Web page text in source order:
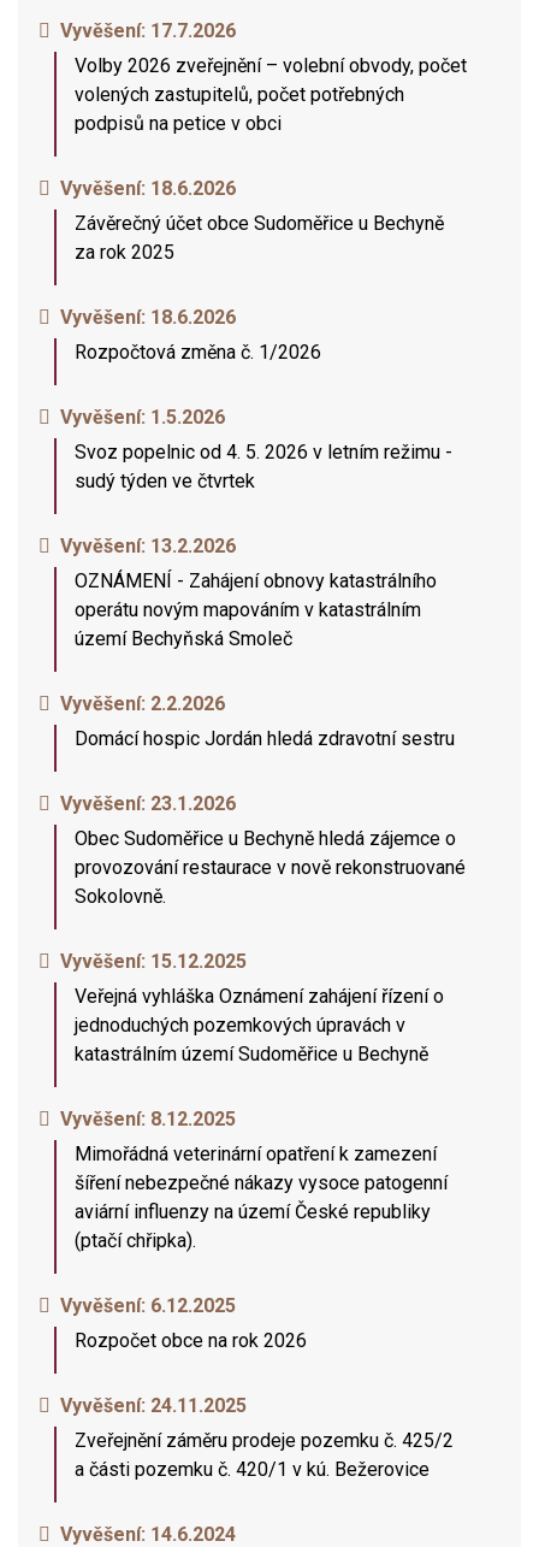
Vyvěšení: 17.7.2026
Volby 2026 zveřejnění – volební obvody, počet
volených zastupitelů, počet potřebných
podpisů na petice v obci
Vyvěšení: 18.6.2026
Závěrečný účet obce Sudoměřice u Bechyně
za rok 2025
Vyvěšení: 18.6.2026
Rozpočtová změna č. 1/2026
Vyvěšení: 1.5.2026
Svoz popelnic od 4. 5. 2026 v letním režimu -
sudý týden ve čtvrtek
Vyvěšení: 13.2.2026
OZNÁMENÍ - Zahájení obnovy katastrálního
operátu novým mapováním v katastrálním
území Bechyňská Smoleč
Vyvěšení: 2.2.2026
Domácí hospic Jordán hledá zdravotní sestru
Vyvěšení: 23.1.2026
Obec Sudoměřice u Bechyně hledá zájemce o
provozování restaurace v nově rekonstruované
Sokolovně.
Vyvěšení: 15.12.2025
Veřejná vyhláška Oznámení zahájení řízení o
jednoduchých pozemkových úpravách v
katastrálním území Sudoměřice u Bechyně
Vyvěšení: 8.12.2025
Mimořádná veterinární opatření k zamezení
šíření nebezpečné nákazy vysoce patogenní
aviární influenzy na území České republiky
(ptačí chřipka).
Vyvěšení: 6.12.2025
Rozpočet obce na rok 2026
Vyvěšení: 24.11.2025
Zveřejnění záměru prodeje pozemku č. 425/2
a části pozemku č. 420/1 v kú. Bežerovice
Vyvěšení: 14.6.2024